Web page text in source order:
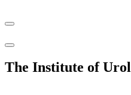
The Institute of